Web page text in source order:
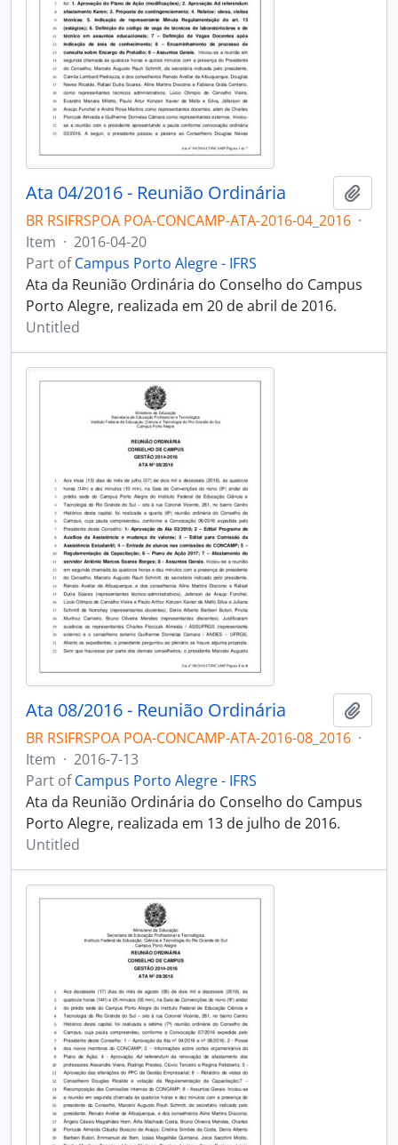
Ata 04/2016 - Reunião Ordinária
BR RSIFRSPOA POA-CONCAMP-ATA-2016-04_2016 ·
Item · 2016-04-20
Part ofCampus Porto Alegre - IFRS
Ata da Reunião Ordinária do Conselho do Campus
Porto Alegre, realizada em 20 de abril de 2016.
Untitled
Ata 08/2016 - Reunião Ordinária
BR RSIFRSPOA POA-CONCAMP-ATA-2016-08_2016 ·
Item · 2016-7-13
Part ofCampus Porto Alegre - IFRS
Ata da Reunião Ordinária do Conselho do Campus
Porto Alegre, realizada em 13 de julho de 2016.
Untitled